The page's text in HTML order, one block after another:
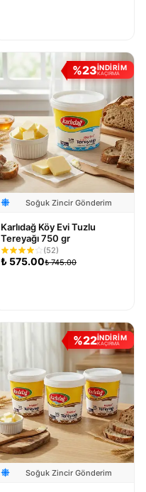
%23İNDİRİM
KAÇIRMA
Soğuk Zincir Gönderim
Karlıdağ Köy Evi Tuzlu
Tereyağı 750 gr
(52)
₺ 575.00₺ 745.00
%22İNDİRİM
KAÇIRMA
Soğuk Zincir Gönderim